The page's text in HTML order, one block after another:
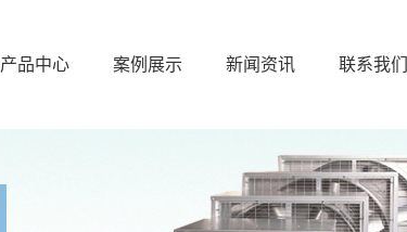
产品中心 案例展示 新闻资讯 联系我们